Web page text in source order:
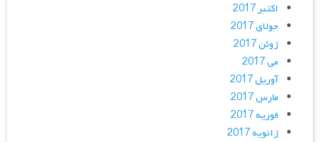
اکتبر 2017
جولای 2017
ژوئن 2017
می 2017
آوریل 2017
مارس 2017
فوریه 2017
ژانویه 2017